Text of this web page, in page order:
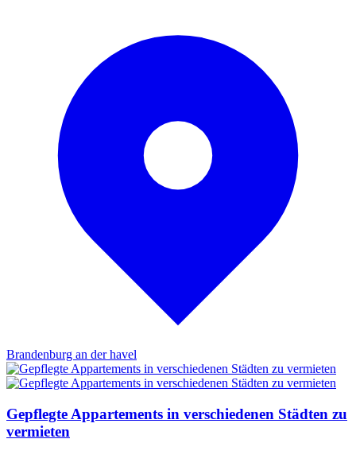
Brandenburg an der havel
Gepflegte Appartements in verschiedenen Städten zu
vermieten